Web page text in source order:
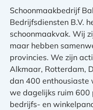
Schoonmaakbedrijf
Bedrijfsdiensten B.V.
schoonmaakvak. Wij
maar hebben
provincies. We zijn
Alkmaar, Rotterdam,
dan 400 enthousiaste
we dagelijks ruim 600
bedrijfs- en